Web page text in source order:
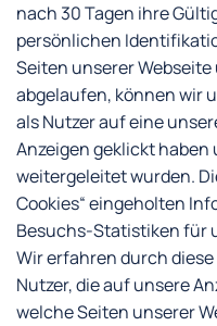
nach 30 Tagen ihre
persönlichen
Seiten unserer
abgelaufen, können wir
als Nutzer auf eine
Anzeigen geklickt haben
weitergeleitet wurden.
Cookies“ eingeholten
Besuchs-Statistiken für
Wir erfahren durch
Nutzer, die auf unsere
welche Seiten unserer